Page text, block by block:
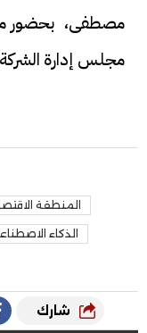
مصطفى، بحضور
مجلس إدارة
المنطقة
الذكاء
شارك